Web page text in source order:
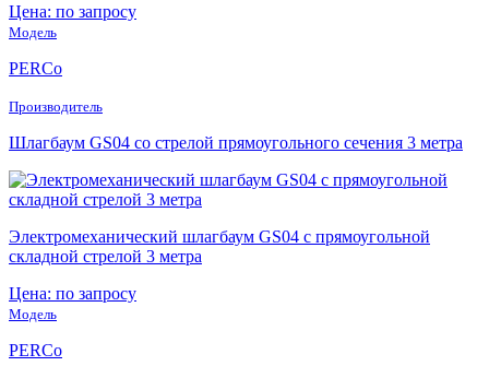
Цена: по запросу
Модель
PERCo
Производитель
Шлагбаум GS04 со стрелой прямоугольного сечения 3 метра
Электромеханический шлагбаум GS04 с прямоугольной
складной стрелой 3 метра
Цена: по запросу
Модель
PERCo